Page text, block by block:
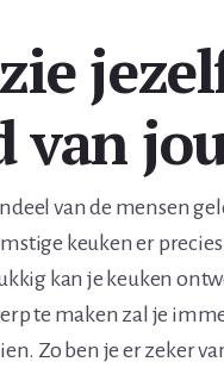
van
van de mensen
keuken er
kan je keuken
te maken zal je
Zo ben je er zeker